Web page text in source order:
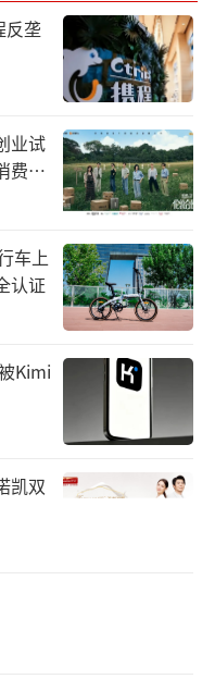
联盟战略的重磅举
字智慧化全渠道解
数字基建、平台服
同赋能于万家药店
快药可以帮助药店
少中间商环节，并
供应链平台“药交
性和可靠性。据了
医药企业合力打造
交汇供应链可覆
面，采用双系统支
商品管理方面，
，实现商品数据的
字技术提升门店
服务能力。
反垄
业试
费反
车上
认证
Kimi
凯双